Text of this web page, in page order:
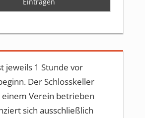
jeweils 1 Stunde vor
Der Schlosskeller
einem Verein betrieben
sich ausschließlich